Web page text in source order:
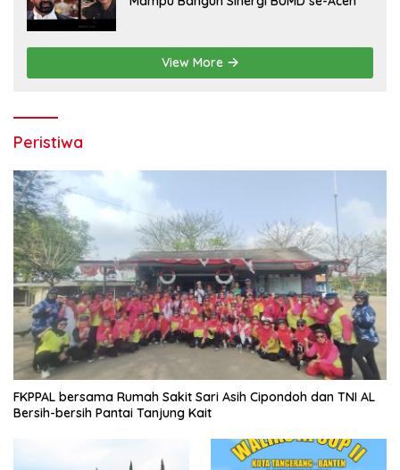
View More
Peristiwa
FKPPAL bersama Rumah Sakit Sari Asih Cipondoh dan TNI AL
Bersih-bersih Pantai Tanjung Kait